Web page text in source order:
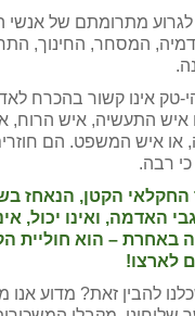
לגרוע מתרומתם של
המסחר, החינוך,
טק אינו קשור בהכרח
איש התעשיה, איש הרוח,
או איש המשפט. הם
כי רבה.
הקטן, הנאחז
האדמה, ואינו יכול,
באחרת – הוא חוליית
לארצו!
להבין זאת? מדוע אנו